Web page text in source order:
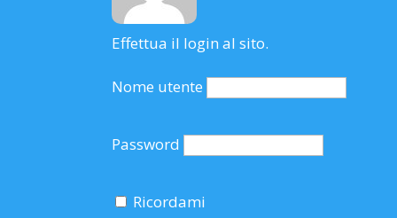
Effettua il login al sito.
Nome utente
Password
Ricordami